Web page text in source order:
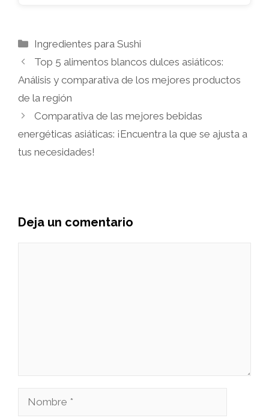
Categorías
Ingredientes para Sushi
Top 5 alimentos blancos dulces asiáticos:
Análisis y comparativa de los mejores productos
de la región
Comparativa de las mejores bebidas
energéticas asiáticas: ¡Encuentra la que se ajusta a
tus necesidades!
Deja un comentario
Nombre